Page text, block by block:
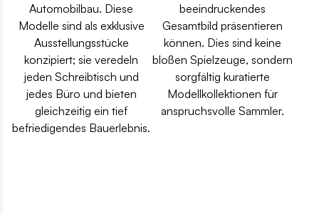
Automobilbau. Diese
Modelle sind als exklusive
Ausstellungsstücke
konzipiert; sie veredeln
jeden Schreibtisch und
jedes Büro und bieten
gleichzeitig ein tief
befriedigendes Bauerlebnis.
beeindruckendes
Gesamtbild präsentieren
können. Dies sind keine
bloßen Spielzeuge, sondern
sorgfältig kuratierte
Modellkollektionen für
anspruchsvolle Sammler.